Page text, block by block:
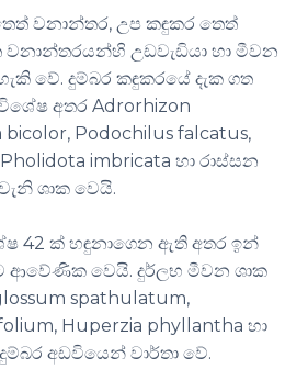
වනාන්තර, උප කඳුකර තෙත්
වනාන්තරයන්හි උඩවැඩියා හා මීවන
වේ. දුම්බර කඳුකරයේ දැක ගත
අතර Adrorhizon
bicolor, Podochilus falcatus,
imbricata හා රාස්සන
ශාක වෙයි.
42 ක් හඳුනාගෙන ඇති අතර ඉන්
ආවේණික වෙයි. දුර්ලභ මීවන ශාක
spathulatum,
Huperzia phyllantha හා
අඩවියෙන් වාර්තා වේ.